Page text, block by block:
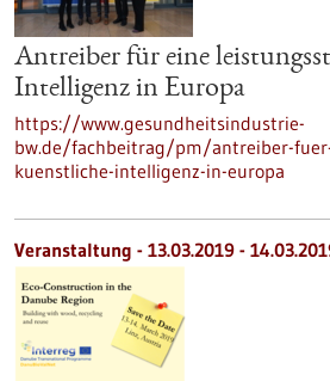
Antreiber für eine
Intelligenz in Europa
https://www.gesundheitsindustrie-
bw.de/fachbeitrag/pm/antreiber-
kuenstliche-intelligenz-in-europa
Veranstaltung - 13.03.2019 -